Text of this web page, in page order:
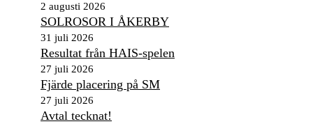
2 augusti 2026
SOLROSOR I ÅKERBY
31 juli 2026
Resultat från HAIS-spelen
27 juli 2026
Fjärde placering på SM
27 juli 2026
Avtal tecknat!